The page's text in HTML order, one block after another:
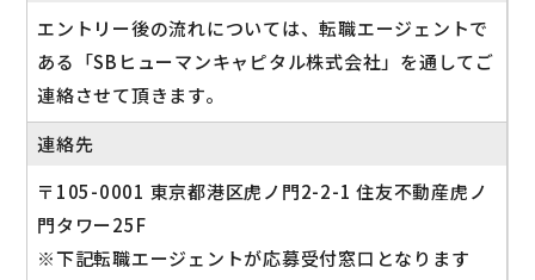
エントリー後の流れについては、転職エージェントで
ある「SBヒューマンキャピタル株式会社」を通してご
連絡させて頂きます。
連絡先
〒105-0001 東京都港区虎ノ門2-2-1 住友不動産虎ノ
門タワー25F
※下記転職エージェントが応募受付窓口となります